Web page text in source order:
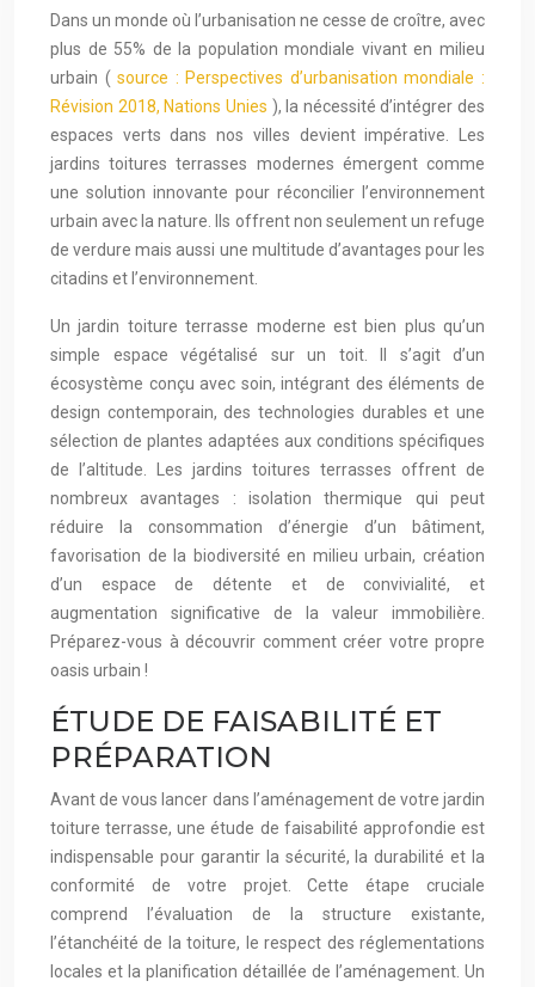
Dans un monde où l’urbanisation ne cesse de croître, avec
plus de 55% de la population mondiale vivant en milieu
urbain (source : Perspectives d’urbanisation mondiale :
Révision 2018, Nations Unies ), la nécessité d’intégrer des
espaces verts dans nos villes devient impérative. Les
jardins toitures terrasses modernes émergent comme
une solution innovante pour réconcilier l’environnement
urbain avec la nature. Ils offrent non seulement un refuge
de verdure mais aussi une multitude d’avantages pour les
citadins et l’environnement.
Un jardin toiture terrasse moderne est bien plus qu’un
simple espace végétalisé sur un toit. Il s’agit d’un
écosystème conçu avec soin, intégrant des éléments de
design contemporain, des technologies durables et une
sélection de plantes adaptées aux conditions spécifiques
de l’altitude. Les jardins toitures terrasses offrent de
nombreux avantages : isolation thermique qui peut
réduire la consommation d’énergie d’un bâtiment,
favorisation de la biodiversité en milieu urbain, création
d’un espace de détente et de convivialité, et
augmentation significative de la valeur immobilière.
Préparez-vous à découvrir comment créer votre propre
oasis urbain !
ÉTUDE DE FAISABILITÉ ET
PRÉPARATION
Avant de vous lancer dans l’aménagement de votre jardin
toiture terrasse, une étude de faisabilité approfondie est
indispensable pour garantir la sécurité, la durabilité et la
conformité de votre projet. Cette étape cruciale
comprend l’évaluation de la structure existante,
l’étanchéité de la toiture, le respect des réglementations
locales et la planification détaillée de l’aménagement. Un